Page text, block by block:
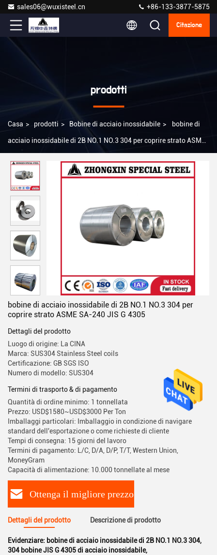
sales06@wuxisteel.cn +86-133-3877-5875
Citazione
prodotti
Casa > prodotti > Bobine di acciaio inossidabile > bobine di
acciaio inossidabile di 2B NO.1 NO.3 304 per coprire strato ASME
bobine di acciaio inossidabile di 2B NO.1 NO.3 304 per
coprire strato ASME SA-240 JIS G 4305
Dettagli del prodotto
Luogo di origine: La CINA
Marca: SUS304 Stainless Steel coils
Certificazione: GB SGS ISO
Numero di modello: SUS304
Termini di trasporto & di pagamento
Quantità di ordine minimo: 1 tonnellata
Prezzo: USD$1580~USD$3000 Per Ton
Imballaggi particolari: Imballaggio in condizione di navigare
standard dell'esportazione o come richieste di cliente
Tempi di consegna: 15 giorni del lavoro
Termini di pagamento: L/C, D/A, D/P, T/T, Western Union,
MoneyGram
Capacità di alimentazione: 10.000 tonnellate al mese
Ottenga il migliore prezzo
Dettagli del prodotto Descrizione di prodotto
Evidenziare: bobine di acciaio inossidabile di 2B NO.1 NO.3 304,
304 bobine JIS G 4305 di acciaio inossidabile,